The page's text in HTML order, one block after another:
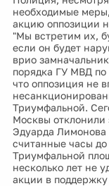
необходимые
акцию оппозиции
"Мы встретим их,
если он будет
врио
порядка ГУ МВД
что оппозиция не
Триумфальной.
Москвы отклонили
Эдуарда Лимонова
считанные часы до
Триумфальной
несколько лет не
акции в